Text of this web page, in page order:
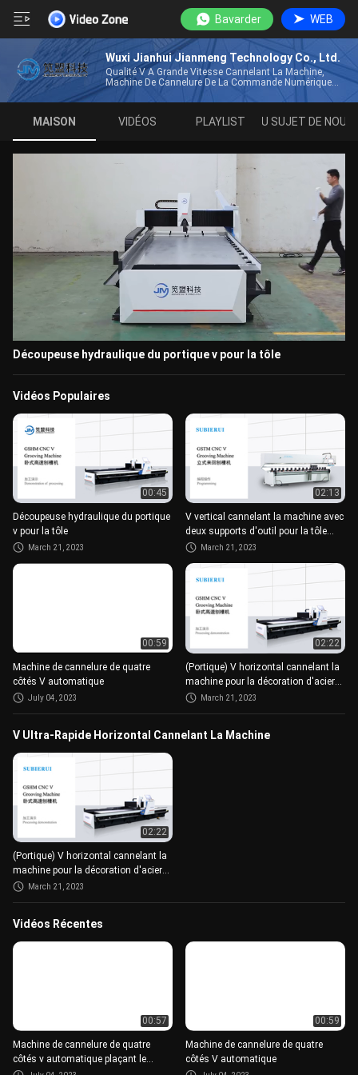
Bavarder WEB
Wuxi Jianhui Jianmeng Technology Co., Ltd.
Qualité V À Grande Vitesse Cannelant La Machine,
Machine De Cannelure De La Commande Numérique
Par Ordinateur V Fabricant De Chine
MAISON VIDÉOS PLAYLIST AU SUJET DE NOUS
Découpeuse hydraulique du portique v pour la tôle
Vidéos Populaires
00:45
Découpeuse hydraulique du portique
v pour la tôle
March 21, 2023
02:13
V vertical cannelant la machine avec
deux supports d'outil pour la tôle
épaisseMarch 21, 2023
00:59
Machine de cannelure de quatre
côtés V automatique
July 04, 2023
02:22
(Portique) V horizontal cannelant la
machine pour la décoration d'acier
inoxydable
March 21, 2023
V Ultra-Rapide Horizontal Cannelant La Machine
02:22
(Portique) V horizontal cannelant la
machine pour la décoration d'acier
inoxydable
March 21, 2023
Vidéos Récentes
00:57
Machine de cannelure de quatre
côtés v automatique plaçant le
00:59
Machine de cannelure de quatre
côtés V automatique